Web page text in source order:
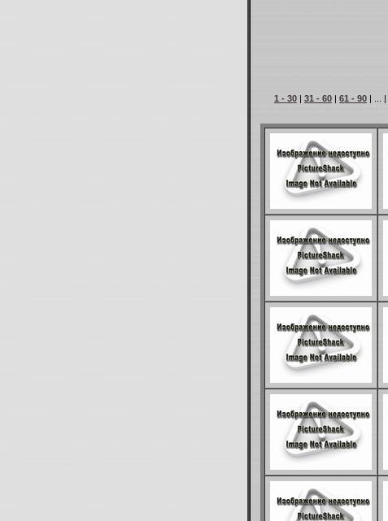
1 - 30 | 31 - 60 | 61 - 90 | ... |